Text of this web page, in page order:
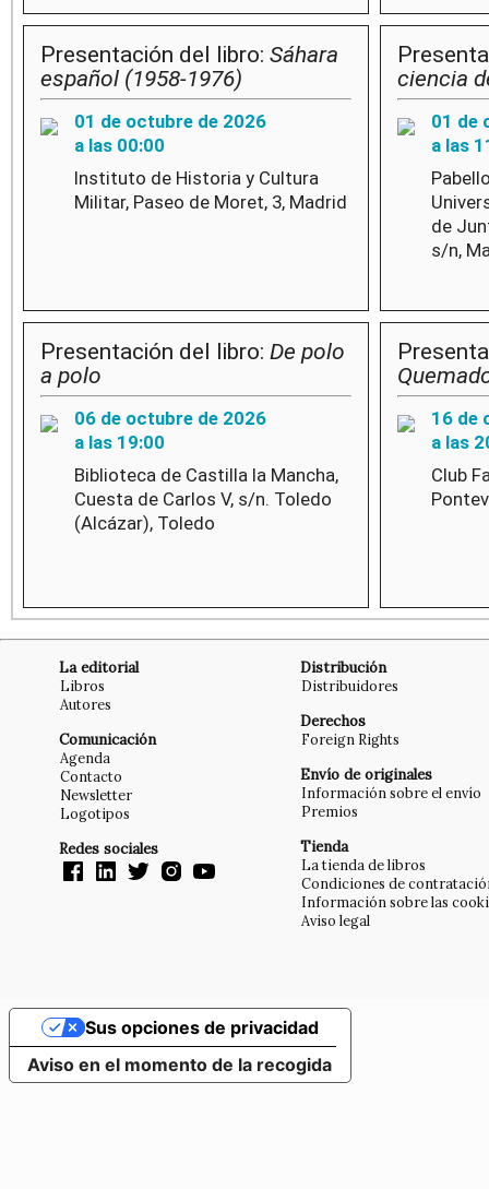
Presentación del libro: Sáhara
español (1958-1976)
01 de octubre de 2026
a las 00:00
Instituto de Historia y Cultura
Militar, Paseo de Moret, 3, Madrid
ciencia
01 de
a las
de
s/n,
Presentación del libro: De polo
a polo
06 de octubre de 2026
a las 19:00
Biblioteca de Castilla la Mancha,
Cuesta de Carlos V, s/n. Toledo
(Alcázar), Toledo
16 de
a las
Club
La editorial
Libros
Autores
Comunicación
Agenda
Contacto
Newsletter
Logotipos
Redes sociales
Distribución
Distribuidores
Derechos
Foreign Rights
Envío de originales
Información sobre el envío
Premios
Tienda
La tienda de libros
Condiciones de
Información sobre las
Aviso legal
Aviso en el momento de la recogida
Sus opciones de privacidad